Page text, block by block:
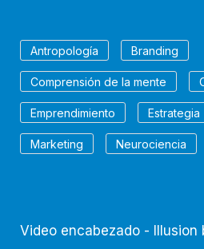
Antropología Branding
Comprensión de la mente
Emprendimiento Estrategia
Marketing Neurociencia
Video encabezado -